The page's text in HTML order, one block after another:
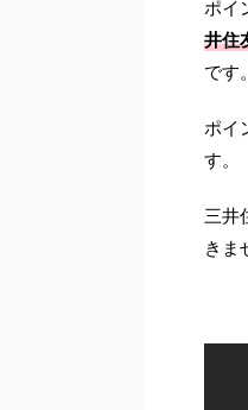
ポイ
井住
です。
ポイ
す。
三井
きま